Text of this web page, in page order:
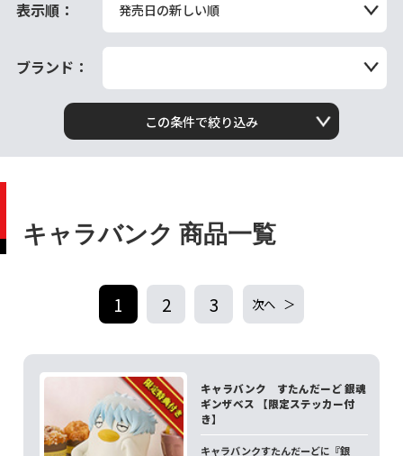
表示順： 発売日の新しい順
ブランド：
この条件で絞り込み
キャラバンク 商品一覧
1 2 3 次へ
キャラバンク すたんだーど 銀魂
ギンザベス 【限定ステッカー付
き】
キャラバンクすたんだーどに『銀